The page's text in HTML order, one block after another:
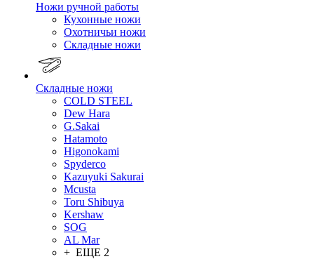
Ножи ручной работы
Кухонные ножи
Охотничьи ножи
Складные ножи
Складные ножи
COLD STEEL
Dew Hara
G.Sakai
Hatamoto
Higonokami
Spyderco
Kazuyuki Sakurai
Mcusta
Toru Shibuya
Kershaw
SOG
AL Mar
+ ЕЩЕ 2